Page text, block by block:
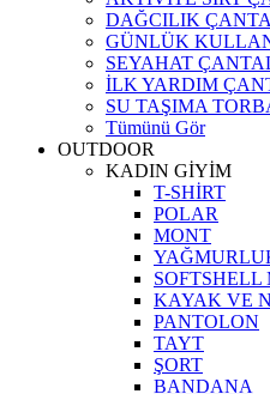
DAĞCILIK
GÜNLÜK
SEYAHAT
İLK YARDIM
SU TAŞIMA
Tümünü Gör
OUTDOOR
KADIN GİYİM
T-SHİRT
POLAR
MONT
SOFTSHELL
KAYAK VE
PANTOLON
TAYT
ŞORT
BANDANA